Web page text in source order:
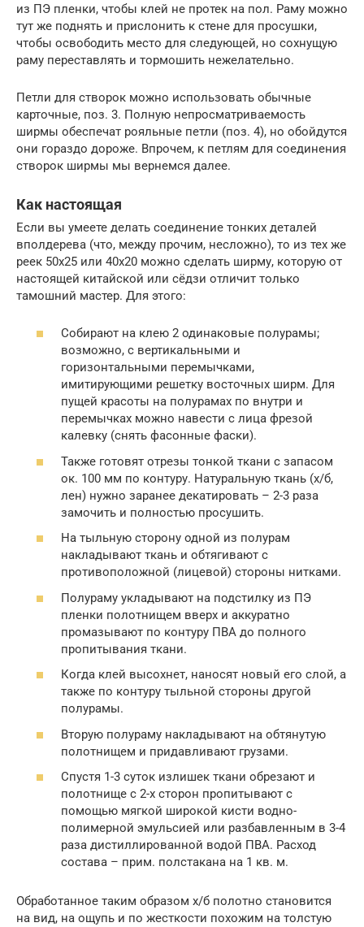
из ПЭ пленки, чтобы клей не протек на пол. Раму можно
тут же поднять и прислонить к стене для просушки,
чтобы освободить место для следующей, но сохнущую
раму переставлять и тормошить нежелательно.
Петли для створок можно использовать обычные
карточные, поз. 3. Полную непросматриваемость
ширмы обеспечат рояльные петли (поз. 4), но обойдутся
они гораздо дороже. Впрочем, к петлям для соединения
створок ширмы мы вернемся далее.
Как настоящая
Если вы умеете делать соединение тонких деталей
вполдерева (что, между прочим, несложно), то из тех же
реек 50х25 или 40х20 можно сделать ширму, которую от
настоящей китайской или сёдзи отличит только
тамошний мастер. Для этого:
Собирают на клею 2 одинаковые полурамы;
возможно, с вертикальными и
горизонтальными перемычками,
имитирующими решетку восточных ширм. Для
пущей красоты на полурамах по внутри и
перемычках можно навести с лица фрезой
калевку (снять фасонные фаски).
Также готовят отрезы тонкой ткани с запасом
ок. 100 мм по контуру. Натуральную ткань (х/б,
лен) нужно заранее декатировать – 2-3 раза
замочить и полностью просушить.
На тыльную сторону одной из полурам
накладывают ткань и обтягивают с
противоположной (лицевой) стороны нитками.
Полураму укладывают на подстилку из ПЭ
пленки полотнищем вверх и аккуратно
промазывают по контуру ПВА до полного
пропитывания ткани.
Когда клей высохнет, наносят новый его слой, а
также по контуру тыльной стороны другой
полурамы.
Вторую полураму накладывают на обтянутую
полотнищем и придавливают грузами.
Спустя 1-3 суток излишек ткани обрезают и
полотнище с 2-х сторон пропитывают с
помощью мягкой широкой кисти водно-
полимерной эмульсией или разбавленным в 3-4
раза дистиллированной водой ПВА. Расход
состава – прим. полстакана на 1 кв. м.
Обработанное таким образом х/б полотно становится
на вид, на ощупь и по жесткости похожим на толстую